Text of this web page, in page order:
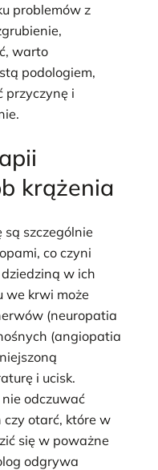
problemów z
warto
podologiem,
przyczynę i
krążenia
są szczególnie
co czyni
w ich
we krwi może
(neuropatia
(angiopatia
i ucisk.
odczuwać
czy otarć, które w
się w poważne
odgrywa